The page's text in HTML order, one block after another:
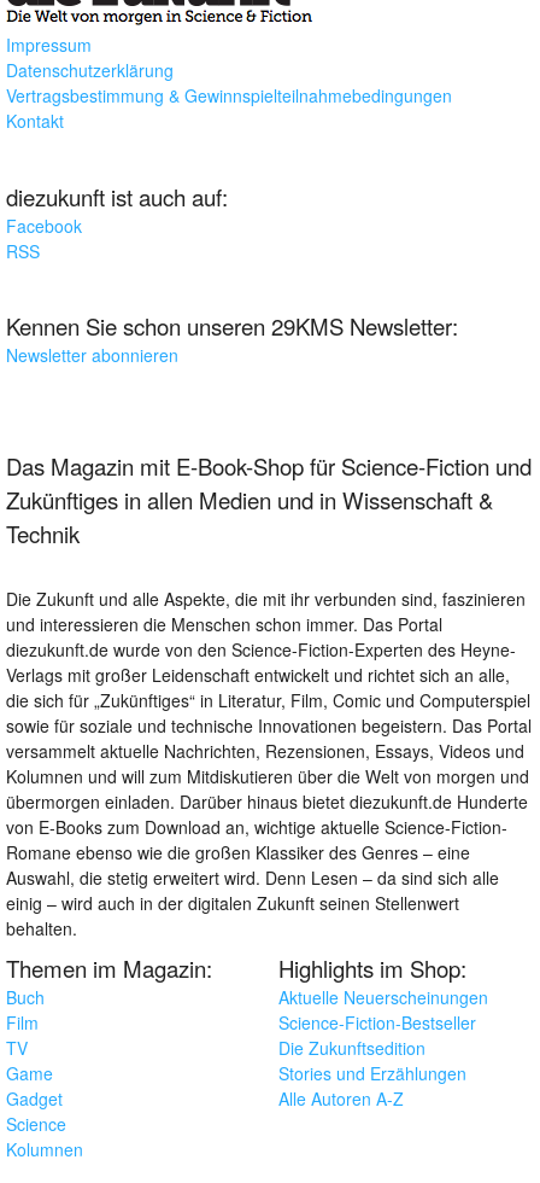
Impressum
Datenschutzerklärung
Vertragsbestimmung & Gewinnspielteilnahmebedingungen
Kontakt
diezukunft ist auch auf:
Facebook
RSS
Kennen Sie schon unseren 29KMS Newsletter:
Newsletter abonnieren
Das Magazin mit E-Book-Shop für Science-Fiction und
Zukünftiges in allen Medien und in Wissenschaft &
Technik
Die Zukunft und alle Aspekte, die mit ihr verbunden sind, faszinieren
und interessieren die Menschen schon immer. Das Portal
diezukunft.de wurde von den Science-Fiction-Experten des Heyne-
Verlags mit großer Leidenschaft entwickelt und richtet sich an alle,
die sich für „Zukünftiges“ in Literatur, Film, Comic und Computerspiel
sowie für soziale und technische Innovationen begeistern. Das Portal
versammelt aktuelle Nachrichten, Rezensionen, Essays, Videos und
Kolumnen und will zum Mitdiskutieren über die Welt von morgen und
übermorgen einladen. Darüber hinaus bietet diezukunft.de Hunderte
von E-Books zum Download an, wichtige aktuelle Science-Fiction-
Romane ebenso wie die großen Klassiker des Genres – eine
Auswahl, die stetig erweitert wird. Denn Lesen – da sind sich alle
einig – wird auch in der digitalen Zukunft seinen Stellenwert
behalten.
Themen im Magazin:
Buch
Film
TV
Game
Gadget
Science
Kolumnen
Highlights im Shop:
Aktuelle Neuerscheinungen
Science-Fiction-Bestseller
Die Zukunftsedition
Stories und Erzählungen
Alle Autoren A-Z